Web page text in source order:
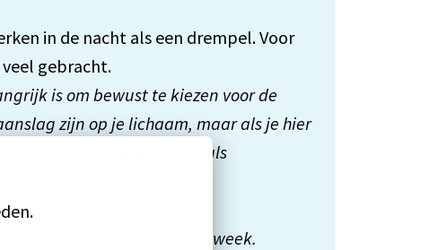
in de nacht als een drempel. Voor
is om bewust te kiezen voor de
zijn op je lichaam, maar als je hier
je er veel voor terug. Zoals
werkt maximaal 28 uur per week.